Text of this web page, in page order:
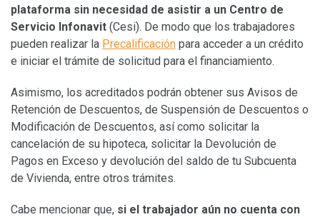
plataforma sin necesidad de asistir a un Centro de
Servicio Infonavit (Cesi). De modo que los trabajadores
pueden realizar la Precalificación para acceder a un crédito
e iniciar el trámite de solicitud para el financiamiento.
Asimismo, los acreditados podrán obtener sus Avisos de
Retención de Descuentos, de Suspensión de Descuentos o
Modificación de Descuentos, así como solicitar la
cancelación de su hipoteca, solicitar la Devolución de
Pagos en Exceso y devolución del saldo de tu Subcuenta
de Vivienda, entre otros trámites.
Cabe mencionar que, si el trabajador aún no cuenta con